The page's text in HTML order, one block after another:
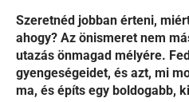
Szeretnéd jobban érteni,
ahogy? Az önismeret nem
utazás önmagad mélyére.
gyengeségeidet, és azt, mi
ma, és építs egy boldogabb,